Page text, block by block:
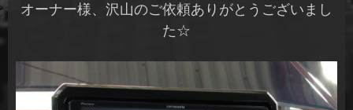
オーナー様、沢山のご依頼ありがとうございまし
た☆